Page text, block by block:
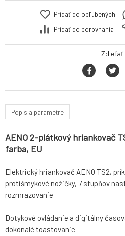
Pridať do obľúbených
Pridať do porovnania
Zdieľať
Popis a parametre
AENO 2-plátkový hriankovač
farba, EU
Elektrický hriankovač AENO TS2,
protišmykové nožičky, 7 stupňov
rozmrazovanie
Dotykové ovládanie a digitálny
dokonalé toastovanie